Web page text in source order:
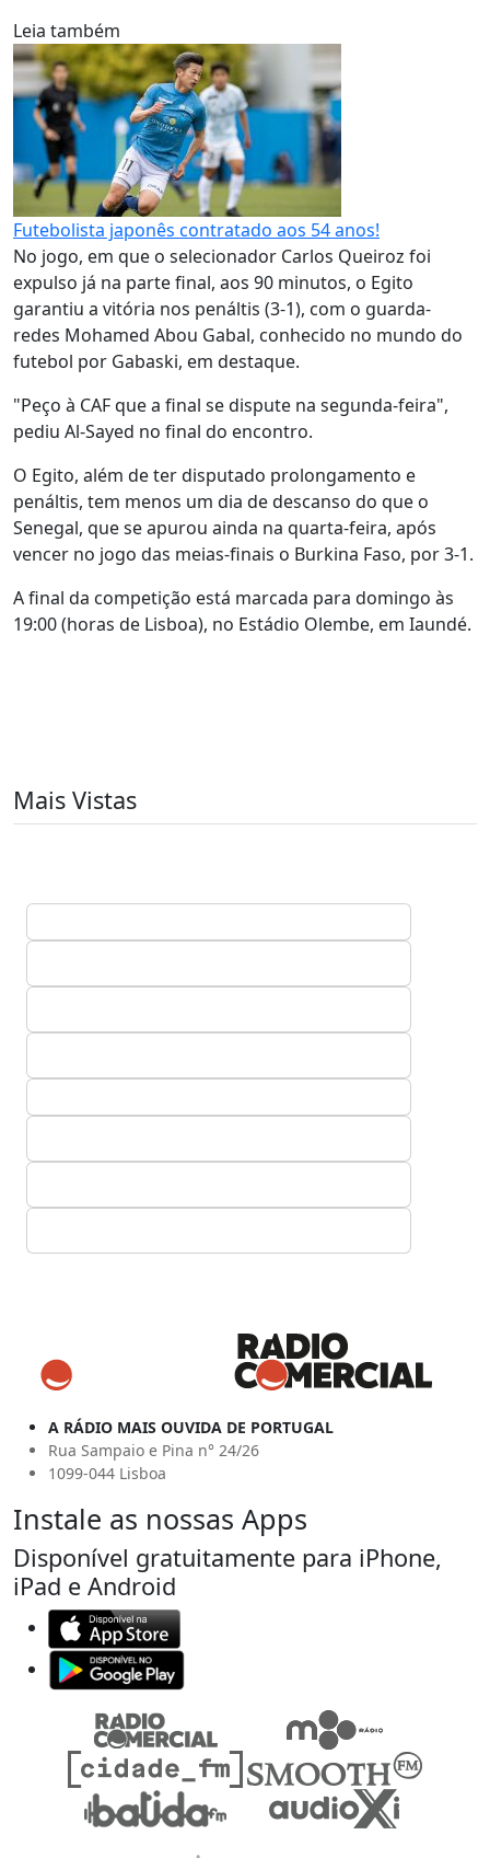
Leia também
Futebolista japonês contratado aos 54 anos!
No jogo, em que o selecionador Carlos Queiroz foi
expulso já na parte final, aos 90 minutos, o Egito
garantiu a vitória nos penáltis (3-1), com o guarda-
redes Mohamed Abou Gabal, conhecido no mundo do
futebol por Gabaski, em destaque.
"Peço à CAF que a final se dispute na segunda-feira",
pediu Al-Sayed no final do encontro.
O Egito, além de ter disputado prolongamento e
penáltis, tem menos um dia de descanso do que o
Senegal, que se apurou ainda na quarta-feira, após
vencer no jogo das meias-finais o Burkina Faso, por 3-1.
A final da competição está marcada para domingo às
19:00 (horas de Lisboa), no Estádio Olembe, em Iaundé.
Mais Vistas
A RÁDIO MAIS OUVIDA DE PORTUGAL
Rua Sampaio e Pina n° 24/26
1099-044 Lisboa
Instale as nossas Apps
Disponível gratuitamente para iPhone,
iPad e Android